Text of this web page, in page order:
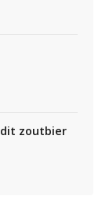
zoutbier